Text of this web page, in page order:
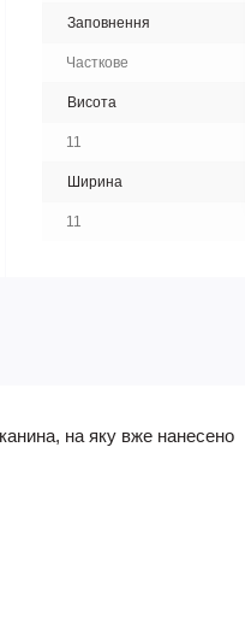
Заповнення
Часткове
Висота
11
Ширина
11
на яку вже нанесено